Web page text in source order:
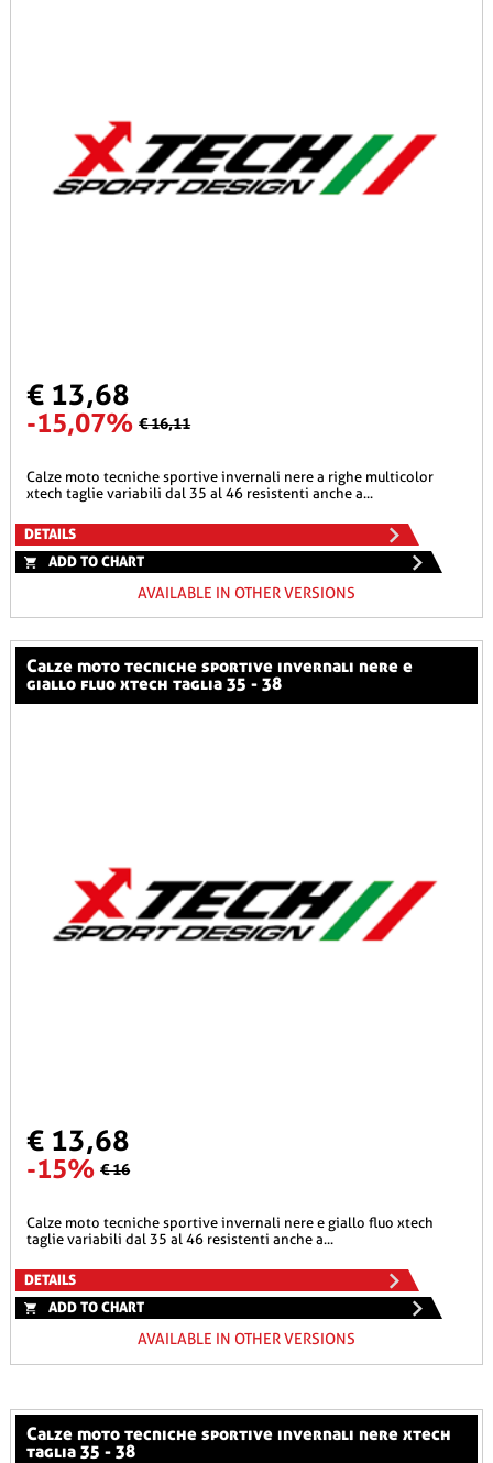
€ 13,68
-15,07% € 16,11
calze moto tecniche sportive invernali nere a righe multicolor
xtech taglie variabili dal 35 al 46 resistenti anche a...
DETAILS
ADD TO CHART
AVAILABLE IN OTHER VERSIONS
calze moto tecniche sportive invernali nere e
giallo fluo xtech taglia 35 - 38
€ 13,68
-15% € 16
calze moto tecniche sportive invernali nere e giallo fluo xtech
taglie variabili dal 35 al 46 resistenti anche a...
DETAILS
ADD TO CHART
AVAILABLE IN OTHER VERSIONS
calze moto tecniche sportive invernali nere xtech
taglia 35 - 38